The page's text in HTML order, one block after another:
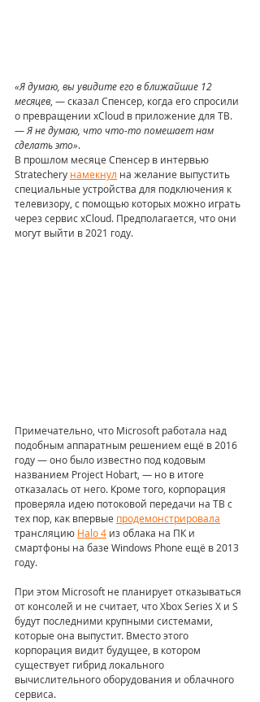
«Я думаю, вы увидите его в ближайшие 12
месяцев , — сказал Спенсер, когда его спросили
о превращении xCloud в приложение для ТВ.
— Я не думаю, что что-то помешает нам
сделать это».
В прошлом месяце Спенсер в интервью
Stratechery намекнул на желание выпустить
специальные устройства для подключения к
телевизору, с помощью которых можно играть
через сервис xCloud. Предполагается, что они
могут выйти в 2021 году.
Примечательно, что Microsoft работала над
подобным аппаратным решением ещё в 2016
году — оно было известно под кодовым
названием Project Hobart, — но в итоге
отказалась от него. Кроме того, корпорация
проверяла идею потоковой передачи на ТВ с
тех пор, как впервые продемонстрировала
трансляцию Halo 4 из облака на ПК и
смартфоны на базе Windows Phone ещё в 2013
году.
При этом Microsoft не планирует отказываться
от консолей и не считает, что Xbox Series X и S
будут последними крупными системами,
которые она выпустит. Вместо этого
корпорация видит будущее, в котором
существует гибрид локального
вычислительного оборудования и облачного
сервиса.